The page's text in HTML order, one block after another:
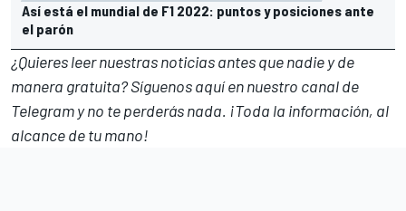
Así está el mundial de F1 2022: puntos y posiciones ante
el parón
¿Quieres leer nuestras noticias antes que nadie y de
manera gratuita? Síguenosaquí en nuestro canal de
Telegramy no te perderás nada. ¡Toda la información, al
alcance de tu mano!